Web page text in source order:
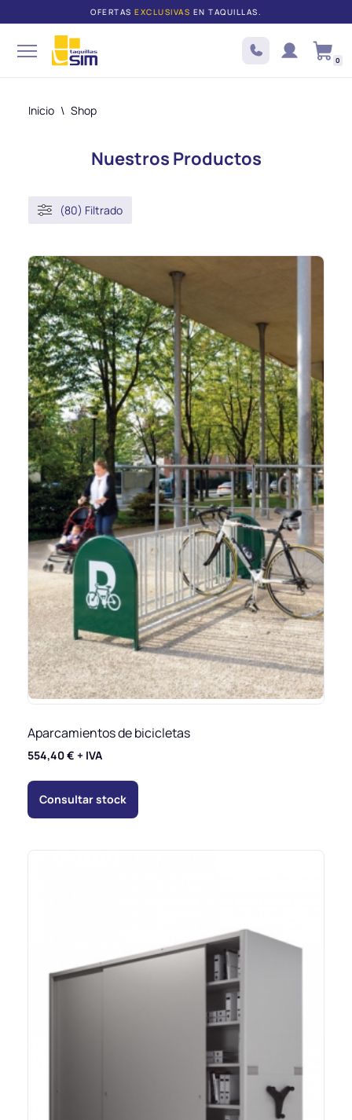
Saltar
al
OFERTAS EXCLUSIVAS EN TAQUILLAS.
0
Inicio \ Shop
Nuestros Productos
(80) Filtrado
Aparcamientos de bicicletas
554,40€ + IVA
Consultar stock